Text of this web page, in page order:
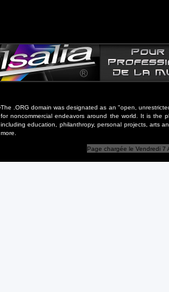
The .ORG domain was designated as an "open,
for noncommercial endeavors around the world. It is the
including education, philanthropy, personal projects, arts
more.
Page chargée le Vendredi 7